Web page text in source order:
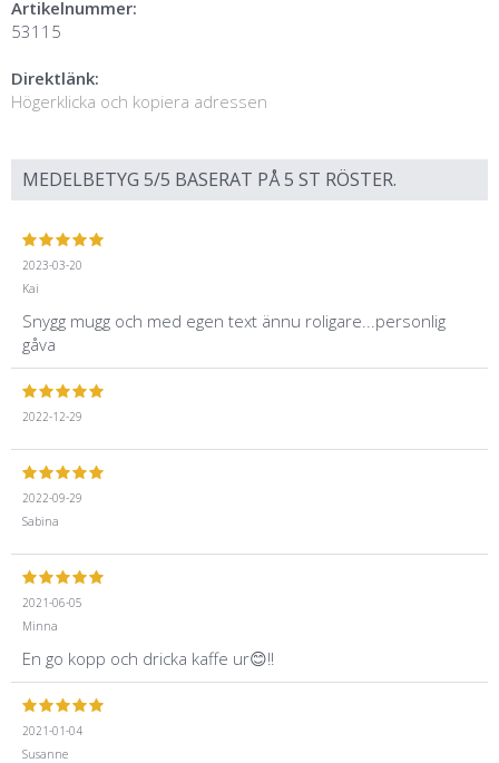
Artikelnummer:
53115
Direktlänk:
Högerklicka och kopiera adressen
MEDELBETYG 5/5 BASERAT PÅ5 ST RÖSTER.
2023-03-20
Kai
Snygg mugg och med egen text ännu roligare...personlig
gåva
2022-12-29
2022-09-29
Sabina
2021-06-05
Minna
En go kopp och dricka kaffe ur😊!!
2021-01-04
Susanne